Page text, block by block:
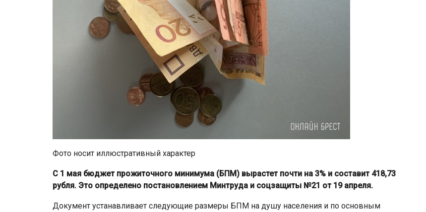
Фото носит иллюстративный характер
С 1 мая бюджет прожиточного минимума (БПМ) вырастет почти на 3% и составит 418,73
рубля. Это определено постановлением Минтруда и соцзащиты №21 от 19 апреля.
Документ устанавливает следующие размеры БПМ на душу населения и по основным